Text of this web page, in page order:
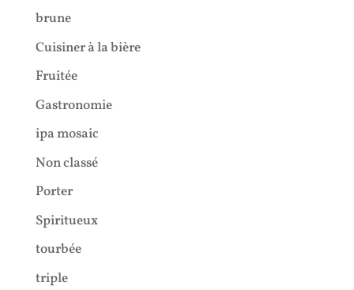
brune
Cuisiner à la bière
Fruitée
Gastronomie
ipa mosaic
Non classé
Porter
Spiritueux
tourbée
triple